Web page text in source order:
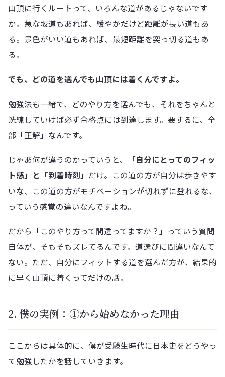
山頂に行くルートって、いろんな道があるじゃないです
か。急な坂道もあれば、緩やかだけど距離が長い道もあ
る。景色がいい道もあれば、最短距離を突っ切る道もあ
る。
でも、どの道を選んでも山頂には着くんですよ。
勉強法も一緒で、どのやり方を選んでも、それをちゃんと
洗練していけば必ず合格点には到達します。要するに、全
部「正解」なんです。
じゃあ何が違うのかっていうと、
「自分にとってのフィッ
ト感」と「到着時刻」 だけ。この道の方が自分は歩きやす
いな、この道の方がモチベーションが切れずに登れるな、
っていう感覚の違いなんですよね。
だから「このやり方って間違ってますか？」っていう質問
自体が、そもそもズレてるんです。道選びに間違いなんて
ない。ただ、自分にフィットする道を選んだ方が、結果的
に早く山頂に着くってだけの話。
2. 僕の実例：①から始めなかった理由
ここからは具体的に、僕が受験生時代に日本史をどうやっ
て勉強したかを話していきます。